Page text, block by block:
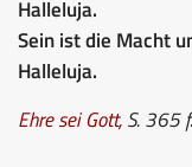
Halleluja.
Sein ist die Macht
Halleluja.
Ehre sei Gott,S. 365 f.